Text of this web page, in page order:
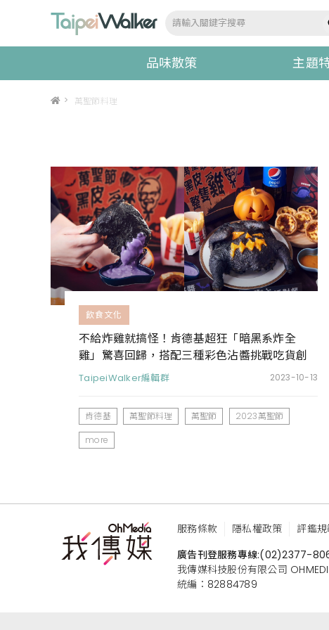
品味散策 主題
> 萬聖節料理
飲食文化
不給炸雞就搞怪！肯德基超狂「暗黑系炸全
雞」驚喜回歸，搭配三種彩色沾醬挑戰吃貨創
意
TaipeiWalker編輯群 2023-10-13
肯德基 萬聖節料理 萬聖節
2023萬聖節
more
服務條款 隱私權政策 評鑑規
廣告刊登服務專線:(02)2377-
我傳媒科技股份有限公司
統編：82884789